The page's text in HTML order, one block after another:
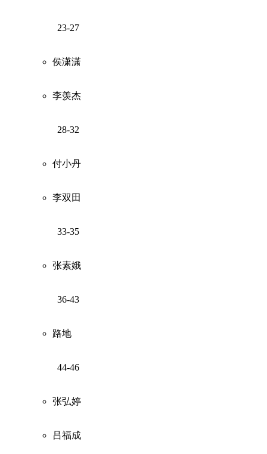
23-27
侯潇潇
李羡杰
28-32
付小丹
李双田
33-35
张素娥
36-43
路地
44-46
张弘婷
吕福成